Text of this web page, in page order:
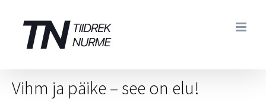
content
Vihm ja päike – see on elu!